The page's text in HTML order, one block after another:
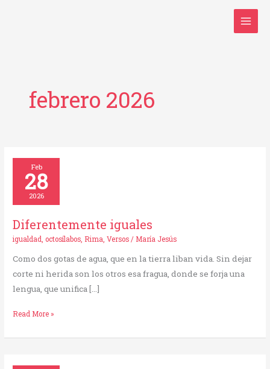
febrero 2026
Feb
28
2026
Diferentemente iguales
igualdad,octosílabos, Rima,Versos / María Jesús
Como dos gotas de agua, que en la tierra liban vida. Sin dejar
corte ni herida son los otros esa fragua, donde se forja una
lengua, que unifica […]
Diferentemente
iguales
Read More »